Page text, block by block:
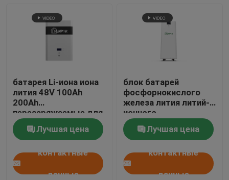
батарея Li-иона иона
лития 48V 100Ah
200Ah
перезаряжаемые для
дома
Лучшая цена
контактные
данные
блок батарей
фосфорнокислого
железа лития литий-
ионного
аккумулятора 400ah
48V
Лучшая цена
контактные
данные